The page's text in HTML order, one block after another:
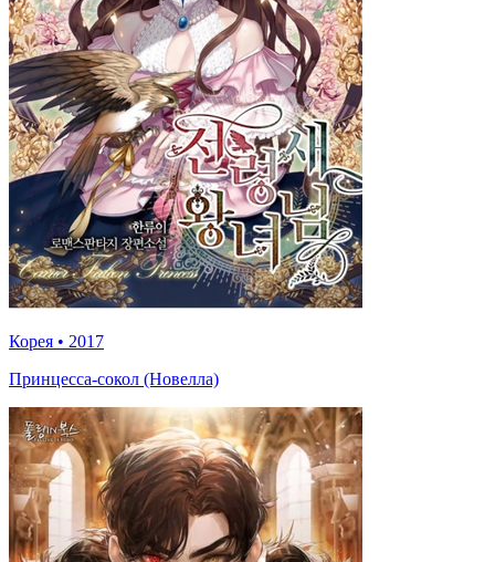
Корея • 2017
Принцесса-сокол (Новелла)